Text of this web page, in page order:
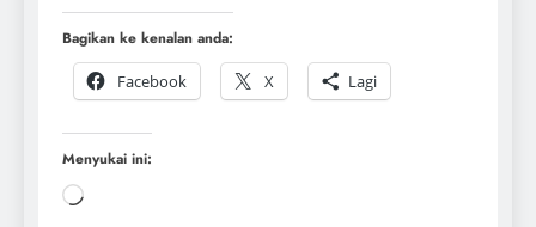
Bagikan ke kenalan anda:
Facebook
X Lagi
Menyukai ini: